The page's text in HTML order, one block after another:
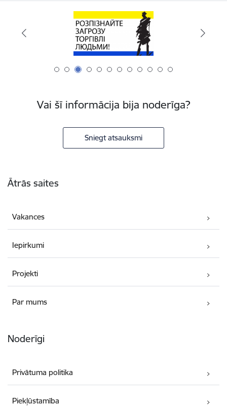
Vai šī informācija bija noderīga?
Sniegt atsauksmi
Ātrās saites
Vakances
Iepirkumi
Projekti
Par mums
Noderīgi
Privātuma politika
Piekļūstamība